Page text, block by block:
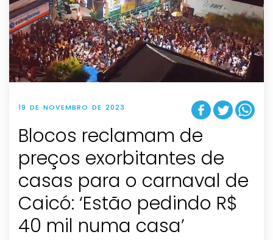
19 DE NOVEMBRO DE 2023
Blocos reclamam de
preços exorbitantes de
casas para o carnaval de
Caicó: ‘Estão pedindo R$
40 mil numa casa’